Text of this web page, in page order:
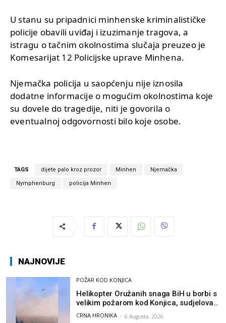
U stanu su pripadnici minhenske kriminalističke
policije obavili uviđaj i izuzimanje tragova, a
istragu o tačnim okolnostima slučaja preuzeo je
Komesarijat 12 Policijske uprave Minhena.
Njemačka policija u saopćenju nije iznosila
dodatne informacije o mogućim okolnostima koje
su dovele do tragedije, niti je govorila o
eventualnoj odgovornosti bilo koje osobe.
TAGS dijete palo kroz prozor Minhen Njemačka
Nymphenburg policija Minhen
NAJNOVIJE
POŽAR KOD KONJICA
Helikopter Oružanih snaga BiH u borbi s
velikim požarom kod Konjica, sudjelovao
i Air Tractor
CRNA HRONIKA 6 Augusta, 2026